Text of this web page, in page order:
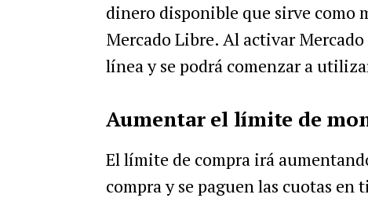
dinero disponible que sirve como
Mercado Libre. Al activar
línea y se podrá comenzar a
Aumentar el límite de
El límite de compra irá
compra y se paguen las cuotas en